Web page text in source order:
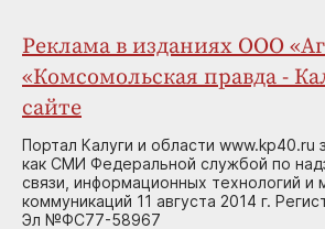
Реклама в изданиях ООО
«Комсомольская правда -
сайте
Портал Калуги и области www.kp40.ru
как СМИ Федеральной службой по
связи, информационных технологий и
коммуникаций 11 августа 2014 г.
Эл №ФС77-58967